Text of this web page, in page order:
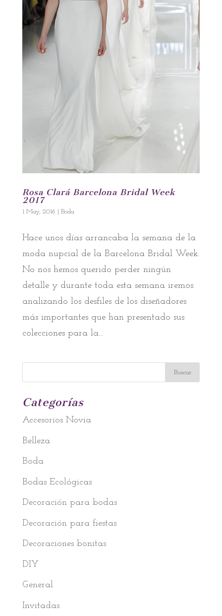
Rosa Clará Barcelona Bridal Week
2017
1 May, 2016 Boda
Hace unos días arrancaba la semana de la
moda nupcial de la Barcelona Bridal Week.
No nos hemos querido perder ningún
detalle y durante toda esta semana iremos
analizando los desfiles de los diseñadores
más importantes que han presentado sus
colecciones para la...
Categorías
Accesorios Novia
Belleza
Boda
Bodas Ecológicas
Decoración para bodas
Decoración para fiestas
Decoraciones bonitas
DIY
General
Invitadas